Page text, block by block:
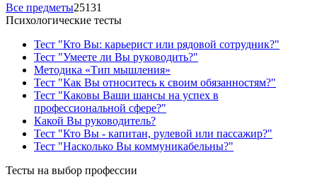
Все предметы25131
Психологические тесты
Тест "Кто Вы: карьерист или рядовой сотрудник?"
Тест "Умеете ли Вы руководить?"
Методика «Тип мышления»
Тест "Как Вы относитесь к своим обязанностям?"
Тест "Каковы Ваши шансы на успех в
профессиональной сфере?"
Какой Вы руководитель?
Тест "Кто Вы - капитан, рулевой или пассажир?"
Тест "Насколько Вы коммуникабельны?"
Тесты на выбор профессии